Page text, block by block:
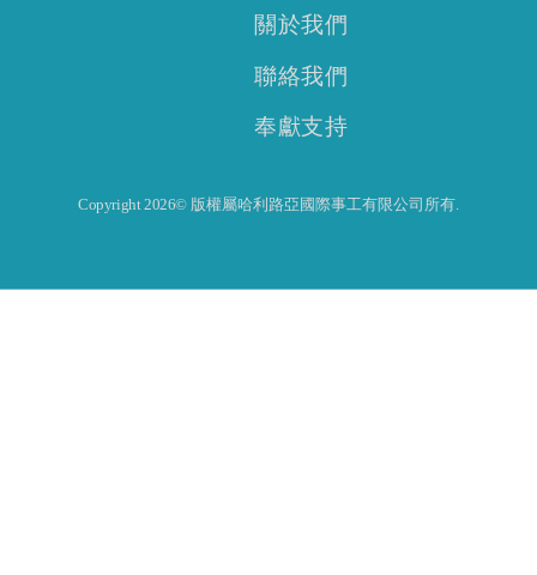
關於我們
聯絡我們
奉獻支持
Copyright 2026© 版權屬哈利路亞國際事工有限公司所有.